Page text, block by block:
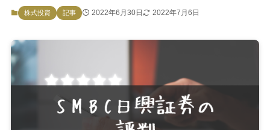
株式投資 記事 2022年6月30日 2022年7月6日